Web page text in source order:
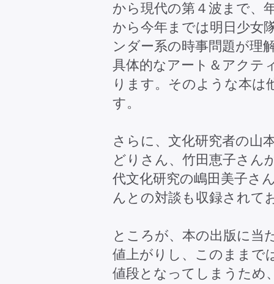
から現代の第４波まで、
から今年までは明日少女
ンダー系の時事問題が理
具体的なアート＆アクテ
ります。そのような本
す。
さらに、文化研究者の山
どりさん、竹田恵子さん
代文化研究の嶋田美子さ
んとの対談も収録されて
ところが、本の出版に当
値上がりし、このままで
値段となってしまうため